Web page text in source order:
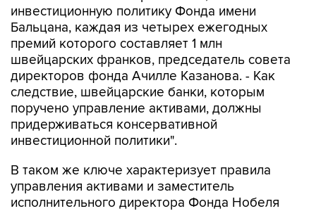
инвестиционную политику Фонда имени
Бальцана, каждая из четырех ежегодных
премий которого составляет 1 млн
швейцарских франков, председатель совета
директоров фонда Ачилле Казанова. - Как
следствие, швейцарские банки, которым
поручено управление активами, должны
придерживаться консервативной
инвестиционной политики".
В таком же ключе характеризует правила
управления активами и заместитель
исполнительного директора Фонда Нобеля